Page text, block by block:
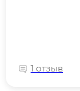
1 отзыв